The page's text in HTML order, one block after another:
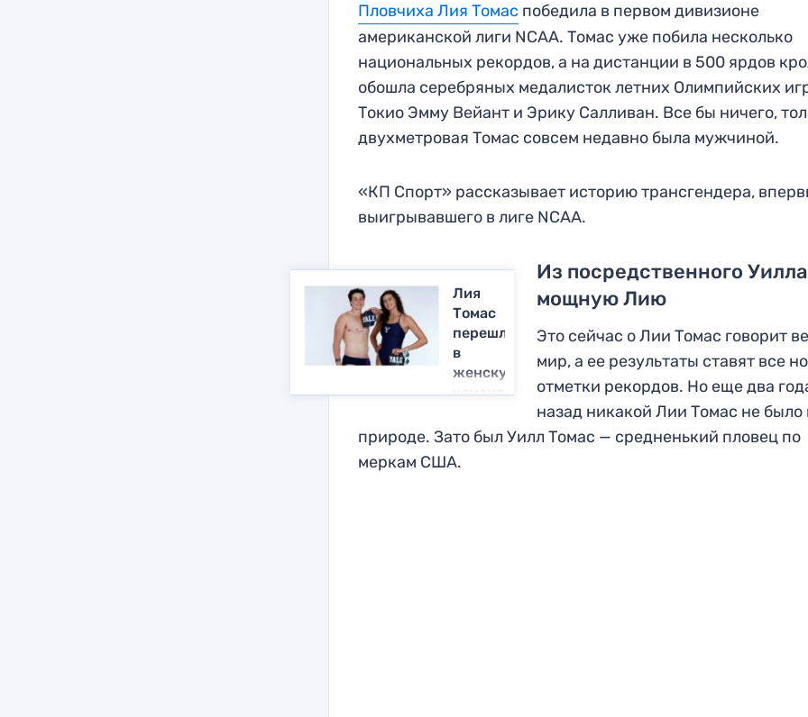
Пловчиха Лия Томас победила в первом дивизионе
американской лиги NCAA. Томас уже побила несколько
национальных рекордов, а на дистанции в 500 ярдов
обошла серебряных медалисток летних Олимпийских
Токио Эмму Вейант и Эрику Салливан. Все бы ничего,
двухметровая Томас совсем недавно была мужчиной.
«КП Спорт» рассказывает историю трансгендера,
выигрывавшего в лиге NCAA.
Лия
Томас
перешла
в
женскую
команду
уступила
транс-
Из посредственного
мощную Лию
Это сейчас о Лии Томас говорит
мир, а ее результаты ставят все
отметки рекордов. Но еще два
назад никакой Лии Томас не было
природе. Зато был Уилл Томас — средненький пловец по
меркам США.